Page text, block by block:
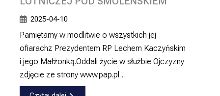
2025-04-10
Pamiętamy w modlitwie o wszystkich jej
ofiarachz Prezydentem RP Lechem Kaczyńskim
i jego Małżonką.Oddali życie w służbie Ojczyzny
zdjęcie ze strony www.pap.pl…